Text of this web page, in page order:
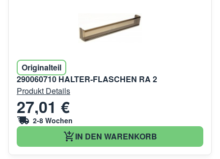
Originalteil
290060710 HALTER-FLASCHEN RA 2
Produkt Details
27,01 €
2-8 Wochen
IN DEN WARENKORB